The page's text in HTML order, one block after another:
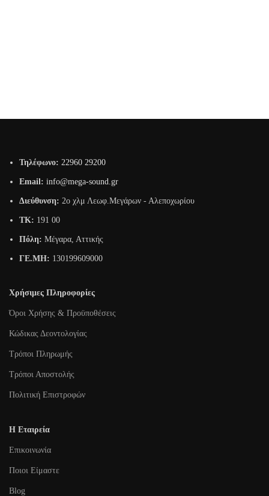
Τηλέφωνο: 22960 29200
Email: info@mega-sound.gr
Διεύθυνση: 2o χλμ Λεωφ.Μεγάρων - Αλεποχωρίου
TK: 191 00
Πόλη: Μέγαρα, Αττικής
ΓΕ.ΜΗ: 130199609000
Χρήσιμες Πληροφορίες
Όροι Χρήσης & Προϋποθέσεις
Κώδικας Δεοντολογίας
Τρόποι Πληρωμής
Τρόποι Αποστολής
Πολιτική Επιστροφών
Η Εταιρεία
Επικοινωνία
Ποιοι Είμαστε
Blog